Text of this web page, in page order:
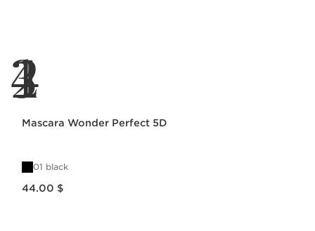
1
Mascara Wonder Perfect 5D
01 black
44.00 $
2
3
4